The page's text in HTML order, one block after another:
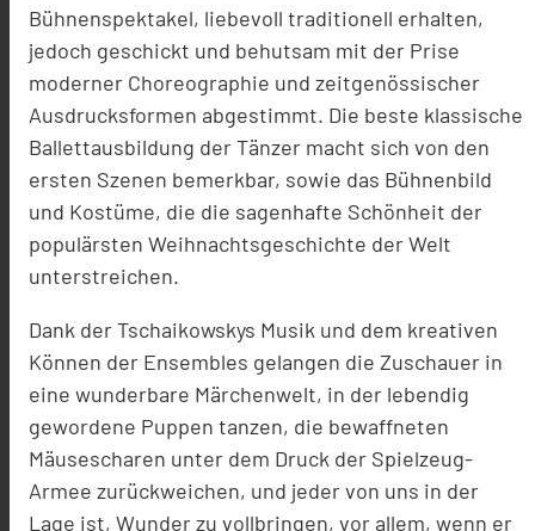
Bühnenspektakel, liebevoll traditionell erhalten,
jedoch geschickt und behutsam mit der Prise
moderner Choreographie und zeitgenössischer
Ausdrucksformen abgestimmt. Die beste klassische
Ballettausbildung der Tänzer macht sich von den
ersten Szenen bemerkbar, sowie das Bühnenbild
und Kostüme, die die sagenhafte Schönheit der
populärsten Weihnachtsgeschichte der Welt
unterstreichen.
Dank der Tschaikowskys Musik und dem kreativen
Können der Ensembles gelangen die Zuschauer in
eine wunderbare Märchenwelt, in der lebendig
gewordene Puppen tanzen, die bewaffneten
Mäusescharen unter dem Druck der Spielzeug-
Armee zurückweichen, und jeder von uns in der
Lage ist, Wunder zu vollbringen, vor allem, wenn er